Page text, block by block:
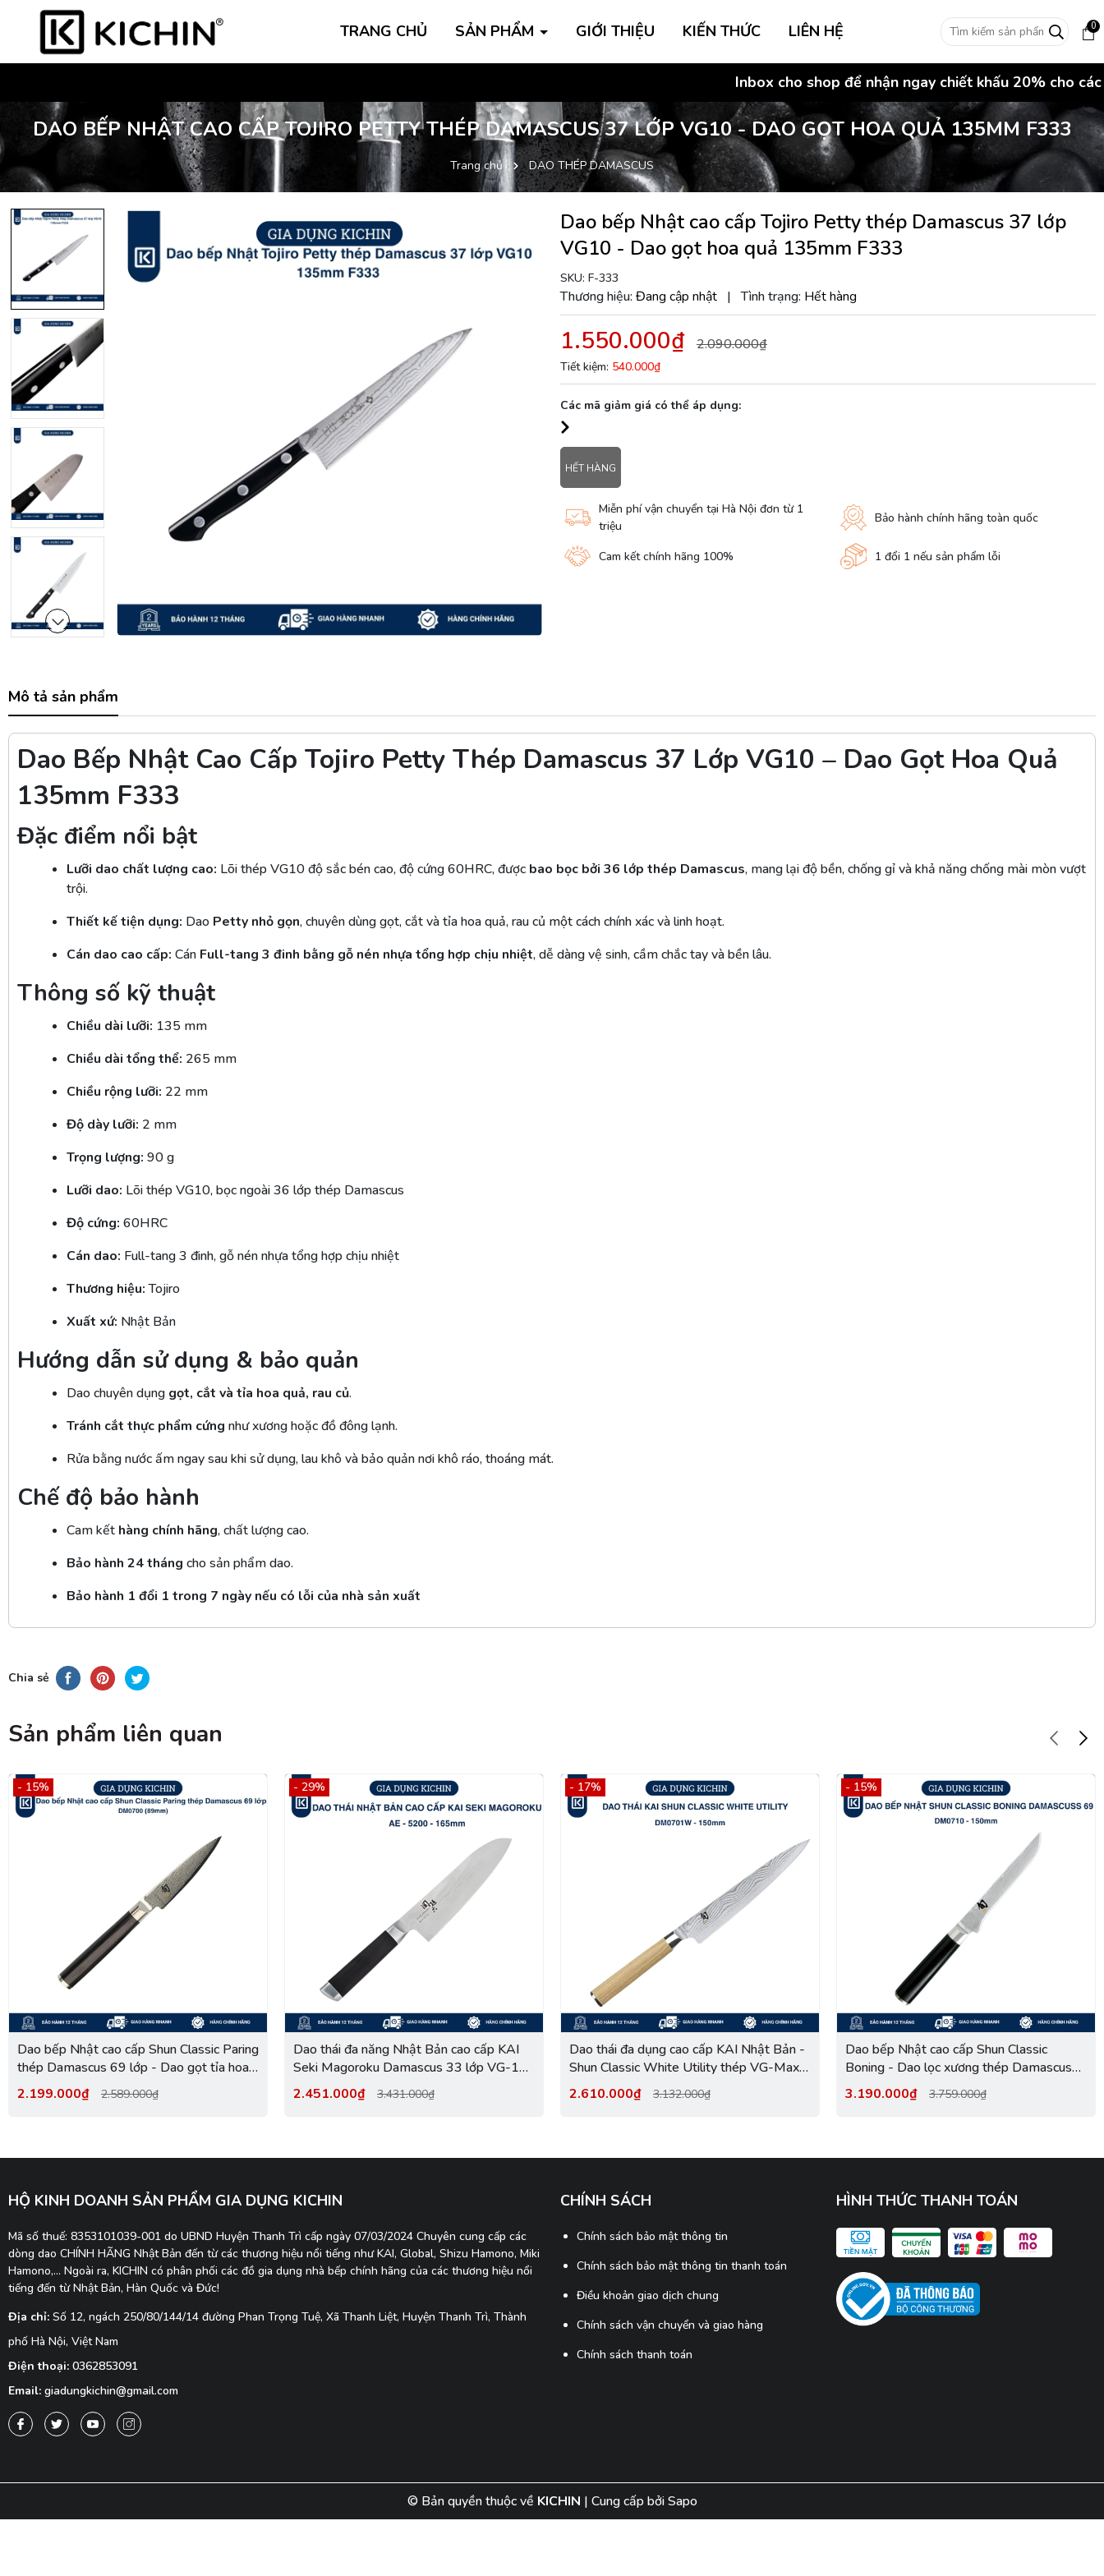
TRANG CHỦ SẢN PHẨM GIỚI THIỆU KIẾN THỨC LIÊN HỆ 0
Inbox cho shop để nhận ngay chiết khấu 20% cho các
DAO BẾP NHẬT CAO CẤP TOJIRO PETTY THÉP DAMASCUS 37 LỚP VG10 - DAO GỌT HOA QUẢ 135MM F333
Trang chủ DAO THÉP DAMASCUS
Dao bếp Nhật cao cấp Tojiro Petty thép Damascus 37 lớp
VG10 - Dao gọt hoa quả 135mm F333
SKU: F-333
Thương hiệu: Đang cập nhật | Tình trạng: Hết hàng
1.550.000₫ 2.090.000₫
Tiết kiệm: 540.000₫
Các mã giảm giá có thể áp dụng:
HẾT HÀNG
Miễn phí vận chuyển tại Hà Nội đơn từ 1
triệu
Bảo hành chính hãng toàn quốc
Cam kết chính hãng 100% 1 đổi 1 nếu sản phẩm lỗi
Mô tả sản phẩm
Dao Bếp Nhật Cao Cấp Tojiro Petty Thép Damascus 37 Lớp VG10 – Dao Gọt Hoa Quả
135mm F333
Đặc điểm nổi bật
Lưỡi dao chất lượng cao: Lõi thép VG10 độ sắc bén cao, độ cứng 60HRC, được bao bọc bởi 36 lớp thép Damascus, mang lại độ bền, chống gỉ và khả năng chống mài mòn vượt
trội.
Thiết kế tiện dụng: Dao Petty nhỏ gọn, chuyên dùng gọt, cắt và tỉa hoa quả, rau củ một cách chính xác và linh hoạt.
Cán dao cao cấp: Cán Full-tang 3 đinh bằng gỗ nén nhựa tổng hợp chịu nhiệt, dễ dàng vệ sinh, cầm chắc tay và bền lâu.
Thông số kỹ thuật
Chiều dài lưỡi: 135 mm
Chiều dài tổng thể: 265 mm
Chiều rộng lưỡi: 22 mm
Độ dày lưỡi: 2 mm
Trọng lượng: 90 g
Lưỡi dao: Lõi thép VG10, bọc ngoài 36 lớp thép Damascus
Độ cứng: 60HRC
Cán dao: Full-tang 3 đinh, gỗ nén nhựa tổng hợp chịu nhiệt
Thương hiệu:Tojiro
Xuất xứ: Nhật Bản
Hướng dẫn sử dụng & bảo quản
Dao chuyên dụng gọt, cắt và tỉa hoa quả, rau củ.
Tránh cắt thực phẩm cứng như xương hoặc đồ đông lạnh.
Rửa bằng nước ấm ngay sau khi sử dụng, lau khô và bảo quản nơi khô ráo, thoáng mát.
Chế độ bảo hành
Cam kết hàng chính hãng, chất lượng cao.
Bảo hành 24 tháng cho sản phẩm dao.
Bảo hành 1 đổi 1 trong 7 ngày nếu có lỗi của nhà sản xuất
Chia sẻ
Sản phẩm liên quan
- 15%
Dao bếp Nhật cao cấp Shun Classic Paring
thép Damascus 69 lớp - Dao gọt tỉa hoa
quả DM0700 (89mm)
2.199.000₫ 2.589.000₫
- 29%
Dao thái đa năng Nhật Bản cao cấp KAI
Seki Magoroku Damascus 33 lớp VG-10
Santoku - AE-5200 (165mm)
2.451.000₫ 3.431.000₫
- 17%
Dao thái đa dụng cao cấp KAI Nhật Bản -
Shun Classic White Utility thép VG-Max
Damascus 69 lớp DM0701W (150mm)
2.610.000₫ 3.132.000₫
- 15%
Dao bếp Nhật cao cấp Shun Classic
Boning - Dao lọc xương thép Damascuss
69 lớp DM0710 (150mm)
3.190.000₫ 3.759.000₫
HỘ KINH DOANH SẢN PHẨM GIA DỤNG KICHIN
Mã số thuế: 8353101039-001 do UBND Huyện Thanh Trì cấp ngày 07/03/2024 Chuyên cung cấp các
dòng dao CHÍNH HÃNG Nhật Bản đến từ các thương hiệu nổi tiếng như KAI, Global, Shizu Hamono, Miki
Hamono,... Ngoài ra, KICHIN có phân phối các đồ gia dụng nhà bếp chính hãng của các thương hiệu nổi
tiếng đến từ Nhật Bản, Hàn Quốc và Đức!
Địa chỉ: Số 12, ngách 250/80/144/14 đường Phan Trọng Tuệ, Xã Thanh Liệt, Huyện Thanh Trì, Thành
phố Hà Nội, Việt Nam
Điện thoại: 0362853091
Email: giadungkichin@gmail.com
CHÍNH SÁCH
Chính sách bảo mật thông tin
Chính sách bảo mật thông tin thanh toán
Điều khoản giao dịch chung
Chính sách vận chuyển và giao hàng
Chính sách thanh toán
HÌNH THỨC THANH TOÁN
© Bản quyền thuộc về KICHIN | Cung cấp bởiSapo